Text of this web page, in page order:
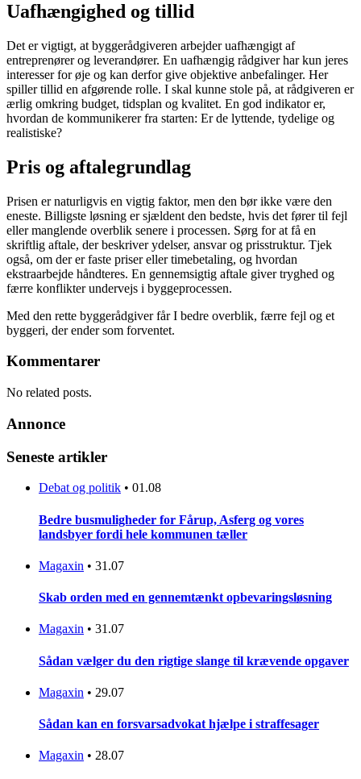
Uafhængighed og tillid
Det er vigtigt, at byggerådgiveren arbejder uafhængigt af
entreprenører og leverandører. En uafhængig rådgiver har kun jeres
interesser for øje og kan derfor give objektive anbefalinger. Her
spiller tillid en afgørende rolle. I skal kunne stole på, at rådgiveren er
ærlig omkring budget, tidsplan og kvalitet. En god indikator er,
hvordan de kommunikerer fra starten: Er de lyttende, tydelige og
realistiske?
Pris og aftalegrundlag
Prisen er naturligvis en vigtig faktor, men den bør ikke være den
eneste. Billigste løsning er sjældent den bedste, hvis det fører til fejl
eller manglende overblik senere i processen. Sørg for at få en
skriftlig aftale, der beskriver ydelser, ansvar og prisstruktur. Tjek
også, om der er faste priser eller timebetaling, og hvordan
ekstraarbejde håndteres. En gennemsigtig aftale giver tryghed og
færre konflikter undervejs i byggeprocessen.
Med den rette byggerådgiver får I bedre overblik, færre fejl og et
byggeri, der ender som forventet.
Kommentarer
No related posts.
Annonce
Seneste artikler
Debat og politik • 01.08
Bedre busmuligheder for Fårup, Asferg og vores
landsbyer fordi hele kommunen tæller
Magaxin • 31.07
Skab orden med en gennemtænkt opbevaringsløsning
Magaxin • 31.07
Sådan vælger du den rigtige slange til krævende opgaver
Magaxin • 29.07
Sådan kan en forsvarsadvokat hjælpe i straffesager
Magaxin • 28.07